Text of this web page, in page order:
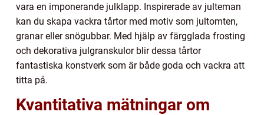
vara en imponerande julklapp. Inspirerade av julteman
kan du skapa vackra tårtor med motiv som jultomten,
granar eller snögubbar. Med hjälp av färgglada frosting
och dekorativa julgranskulor blir dessa tårtor
fantastiska konstverk som är både goda och vackra att
titta på.
Kvantitativa mätningar om